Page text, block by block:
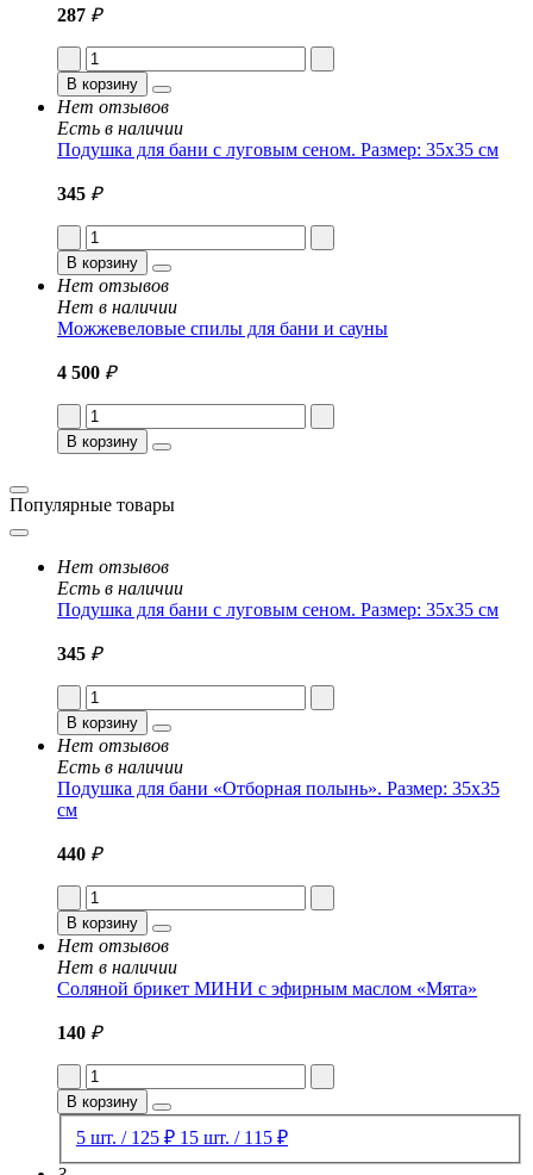
287 ₽
В корзину
Нет отзывов
Есть в наличии
Подушка для бани с луговым сеном. Размер: 35x35 см
345 ₽
В корзину
Нет отзывов
Нет в наличии
Можжевеловые спилы для бани и сауны
4 500 ₽
В корзину
Популярные товары
Нет отзывов
Есть в наличии
Подушка для бани с луговым сеном. Размер: 35x35 см
345 ₽
В корзину
Нет отзывов
Есть в наличии
Подушка для бани «Отборная полынь». Размер: 35x35
см
440 ₽
В корзину
Нет отзывов
Нет в наличии
Соляной брикет МИНИ с эфирным маслом «Мята»
140 ₽
В корзину
5 шт. / 125 ₽ 15 шт. / 115 ₽